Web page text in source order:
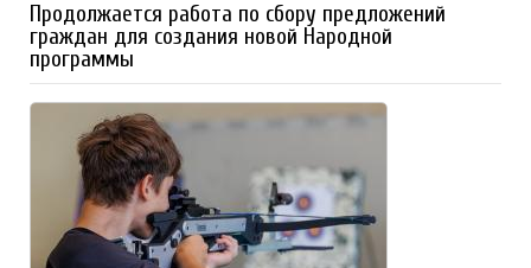
Продолжается работа по сбору предложений
граждан для создания новой Народной
программы